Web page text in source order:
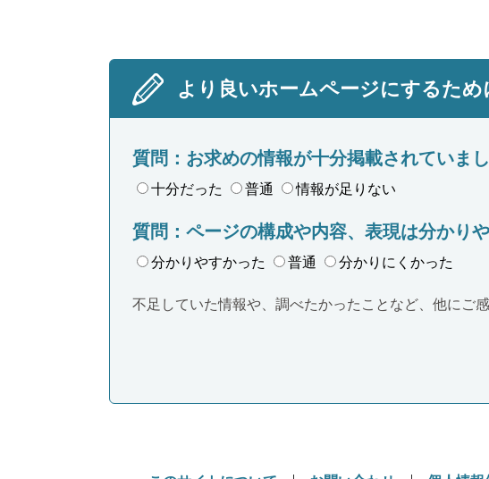
より良いホームページにするた
質問：お求めの情報が十分掲載されていま
十分だった 普通 情報が足りない
質問：ページの構成や内容、表現は分かり
分かりやすかった 普通 分かりにくかった
不足していた情報や、調べたかったことなど、他にご